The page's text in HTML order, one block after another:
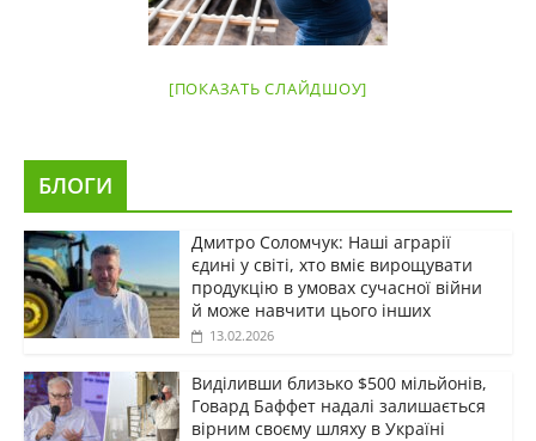
[ПОКАЗАТЬ СЛАЙДШОУ]
БЛОГИ
Дмитро Соломчук: Наші аграрії
єдині у світі, хто вміє вирощувати
продукцію в умовах сучасної війни
й може навчити цього інших
13.02.2026
Виділивши близько $500 мільйонів,
Говард Баффет надалі залишається
вірним своєму шляху в Україні